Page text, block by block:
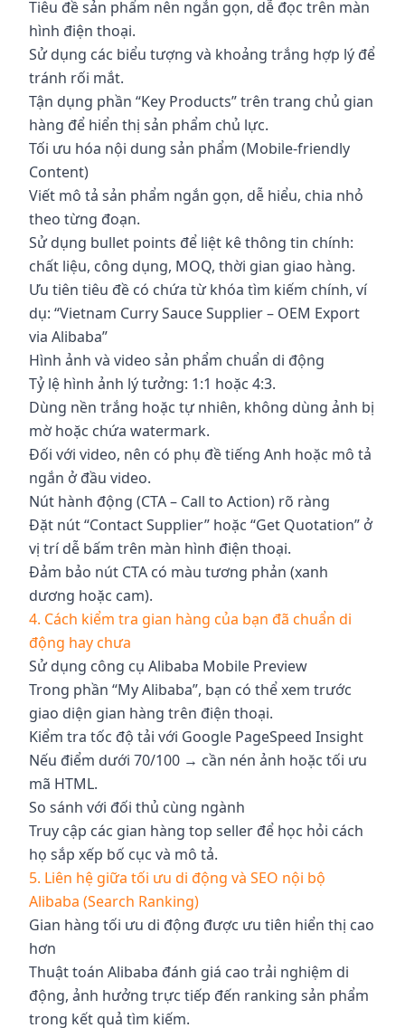
Tiêu đề sản phẩm nên ngắn gọn, dễ đọc trên màn
hình điện thoại.
Sử dụng các biểu tượng và khoảng trắng hợp lý để
tránh rối mắt.
Tận dụng phần “Key Products” trên trang chủ gian
hàng để hiển thị sản phẩm chủ lực.
Tối ưu hóa nội dung sản phẩm (Mobile-friendly
Content)
Viết mô tả sản phẩm ngắn gọn, dễ hiểu, chia nhỏ
theo từng đoạn.
Sử dụng bullet points để liệt kê thông tin chính:
chất liệu, công dụng, MOQ, thời gian giao hàng.
Ưu tiên tiêu đề có chứa từ khóa tìm kiếm chính, ví
dụ: “Vietnam Curry Sauce Supplier – OEM Export
via Alibaba”
Hình ảnh và video sản phẩm chuẩn di động
Tỷ lệ hình ảnh lý tưởng: 1:1 hoặc 4:3.
Dùng nền trắng hoặc tự nhiên, không dùng ảnh bị
mờ hoặc chứa watermark.
Đối với video, nên có phụ đề tiếng Anh hoặc mô tả
ngắn ở đầu video.
Nút hành động (CTA – Call to Action) rõ ràng
Đặt nút “Contact Supplier” hoặc “Get Quotation” ở
vị trí dễ bấm trên màn hình điện thoại.
Đảm bảo nút CTA có màu tương phản (xanh
dương hoặc cam).
4. Cách kiểm tra gian hàng của bạn đã chuẩn di
động hay chưa
Sử dụng công cụ Alibaba Mobile Preview
Trong phần “My Alibaba”, bạn có thể xem trước
giao diện gian hàng trên điện thoại.
Kiểm tra tốc độ tải với Google PageSpeed Insight
Nếu điểm dưới 70/100 → cần nén ảnh hoặc tối ưu
mã HTML.
So sánh với đối thủ cùng ngành
Truy cập các gian hàng top seller để học hỏi cách
họ sắp xếp bố cục và mô tả.
5. Liên hệ giữa tối ưu di động và SEO nội bộ
Alibaba (Search Ranking)
Gian hàng tối ưu di động được ưu tiên hiển thị cao
hơn
Thuật toán Alibaba đánh giá cao trải nghiệm di
động, ảnh hưởng trực tiếp đến ranking sản phẩm
trong kết quả tìm kiếm.